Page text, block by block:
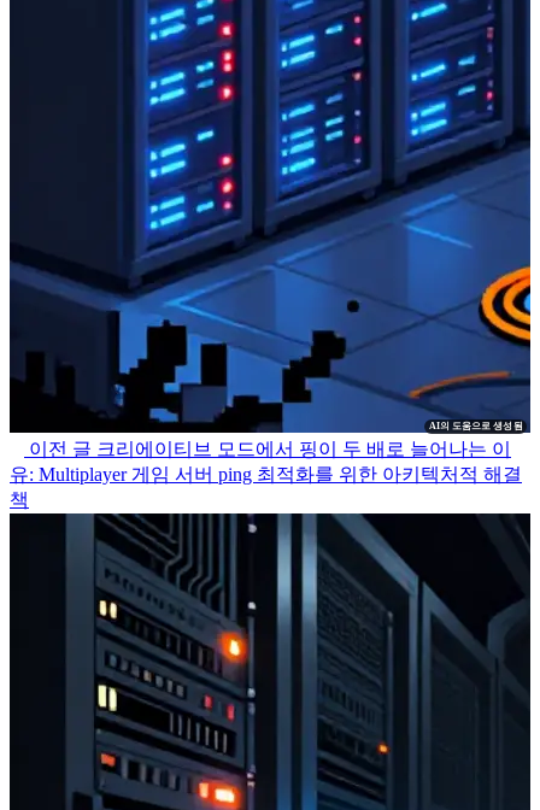
AI의 도움으로 생성됨
이전 글 크리에이티브 모드에서 핑이 두 배로 늘어나는 이
유: Multiplayer 게임 서버 ping 최적화를 위한 아키텍처적 해결
책